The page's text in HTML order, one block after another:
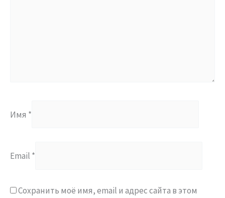
Имя *
Email *
Сохранить моё имя, email и адрес сайта в этом